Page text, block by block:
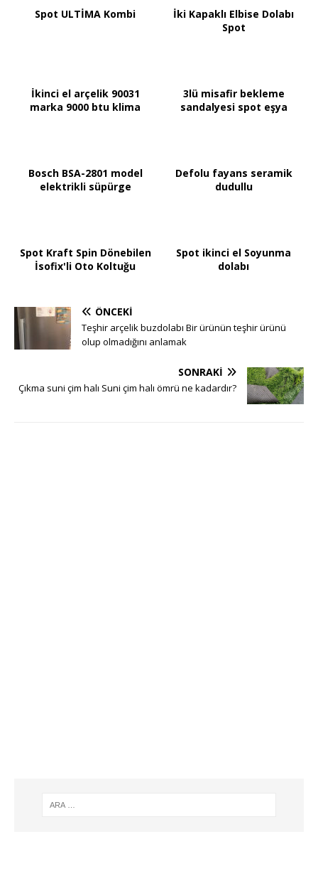
Spot ULTİMA Kombi
İki Kapaklı Elbise Dolabı
Spot
İkinci el arçelik 90031
marka 9000 btu klima
3lü misafir bekleme
sandalyesi spot eşya
Bosch BSA-2801 model
elektrikli süpürge
Defolu fayans seramik
dudullu
Spot Kraft Spin Dönebilen
İsofix'li Oto Koltuğu
Spot ikinci el Soyunma
dolabı
ÖNCEKI
Teşhir arçelik buzdolabı Bir ürünün teşhir ürünü
olup olmadığını anlamak
SONRAKI
Çıkma suni çim halı Suni çim halı ömrü ne kadardır?